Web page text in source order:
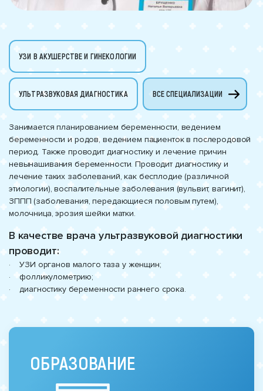
УЗИ В АКУШЕРСТВЕ И ГИНЕКОЛОГИИ
УЛЬТРАЗВУКОВАЯ ДИАГНОСТИКА ВСЕ СПЕЦИАЛИЗАЦИИ
Занимается планированием беременности, ведением
беременности и родов, ведением пациенток в послеродовой
период. Также проводит диагностику и лечение причин
невынашивания беременности. Проводит диагностику и
лечение таких заболеваний, как бесплодие (различной
этиологии), воспалительные заболевания (вульвит, вагинит),
ЗППП (заболевания, передающиеся половым путем),
молочница, эрозия шейки матки.
В качестве врача ультразвуковой диагностики
проводит:
· УЗИ органов малого таза у женщин;
· фолликулометрию;
· диагностику беременности раннего срока.
ОБРАЗОВАНИЕ